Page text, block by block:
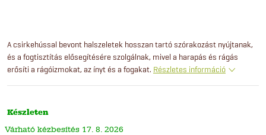
A csirkehússal bevont halszeletek hosszan tartó szórakozást nyújtanak,
és a fogtisztítás elősegítésére szolgálnak, mivel a harapás és rágás
erősíti a rágóizmokat, az ínyt és a fogakat. Részletes információ
Készleten
17. 8. 2026